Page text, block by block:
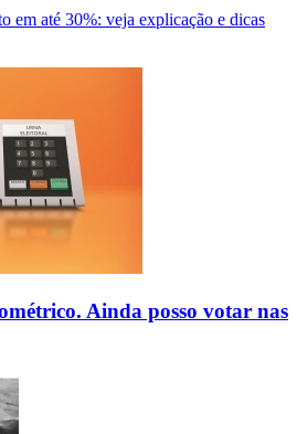
em até 30%: veja explicação e dicas
Ainda posso votar nas